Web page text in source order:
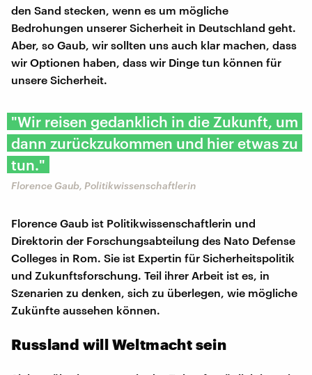
den Sand stecken, wenn es um mögliche
Bedrohungen unserer Sicherheit in Deutschland geht.
Aber, so Gaub, wir sollten uns auch klar machen, dass
wir Optionen haben, dass wir Dinge tun können für
unsere Sicherheit.
"Wir reisen gedanklich in die Zukunft, um
dann zurückzukommen und hier etwas zu
tun."
Florence Gaub, Politikwissenschaftlerin
Florence Gaub ist Politikwissenschaftlerin und
Direktorin der Forschungsabteilung des Nato Defense
Colleges in Rom. Sie ist Expertin für Sicherheitspolitik
und Zukunftsforschung. Teil ihrer Arbeit ist es, in
Szenarien zu denken, sich zu überlegen, wie mögliche
Zukünfte aussehen können.
Russland will Weltmacht sein